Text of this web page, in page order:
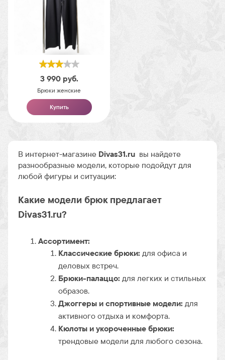
3 990 руб.
Брюки женские
Купить
В интернет-магазине Divas31.ru вы найдете
разнообразные модели, которые подойдут для
любой фигуры и ситуации:
Какие модели брюк предлагает
Divas31.ru?
Ассортимент:
Классические брюки: для офиса и
деловых встреч.
Брюки-палаццо: для легких и стильных
образов.
Джоггеры и спортивные модели: для
активного отдыха и комфорта.
Кюлоты и укороченные брюки:
трендовые модели для любого сезона.